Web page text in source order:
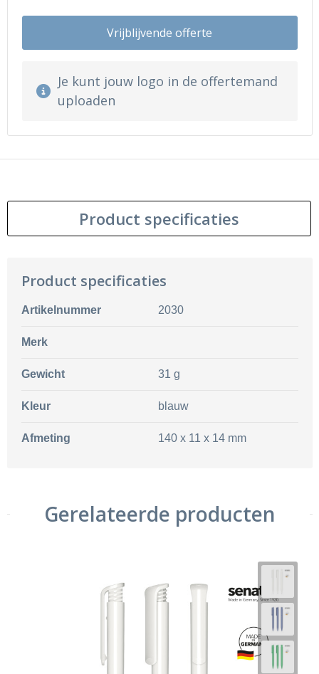
Vrijblijvende offerte
Je kunt jouw logo in de offertemand
uploaden
Product specificaties
Product specificaties
Artikelnummer 2030
Merk
Gewicht 31 g
Kleur blauw
Afmeting 140 x 11 x 14 mm
Gerelateerde producten